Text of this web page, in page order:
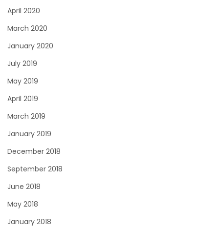
April 2020
March 2020
January 2020
July 2019
May 2019
April 2019
March 2019
January 2019
December 2018
September 2018
June 2018
May 2018
January 2018